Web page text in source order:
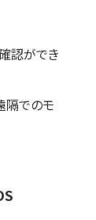
認ができ
隔でのモ